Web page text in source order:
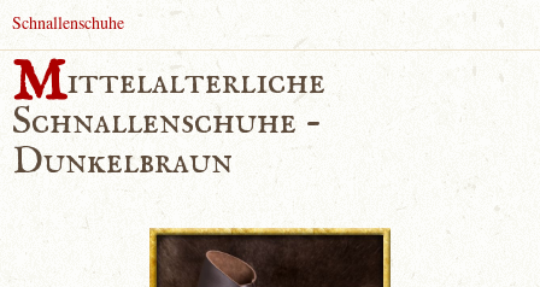
Schnallenschuhe
Mittelalterliche
Schnallenschuhe -
Dunkelbraun